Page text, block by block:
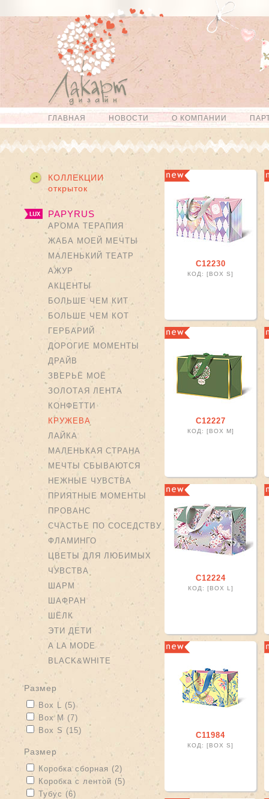
Перейти к
основному
содержанию
Skip to
navigation
Главное меню
ГЛАВНАЯ НОВОСТИ О КОМПАНИИ
КОЛЛЕКЦИИ
открыток
PAPYRUS
АРОМА ТЕРАПИЯ
ЖАБА МОЕЙ МЕЧТЫ
МАЛЕНЬКИЙ ТЕАТР
АЖУР
АКЦЕНТЫ
БОЛЬШЕ ЧЕМ КИТ
БОЛЬШЕ ЧЕМ КОТ
ГЕРБАРИЙ
ДОРОГИЕ МОМЕНТЫ
ДРАЙВ
ЗВЕРЬЁ МОЁ
ЗОЛОТАЯ ЛЕНТА
КОНФЕТТИ
КРУЖЕВА
ЛАЙКА
МАЛЕНЬКАЯ СТРАНА
МЕЧТЫ СБЫВАЮТСЯ
НЕЖНЫЕ ЧУВСТВА
ПРИЯТНЫЕ МОМЕНТЫ
ПРОВАНС
СЧАСТЬЕ ПО СОСЕДСТВУ
ФЛАМИНГО
ЦВЕТЫ ДЛЯ ЛЮБИМЫХ
ЧУВСТВА
ШАРМ
ШАФРАН
ШЁЛК
ЭТИ ДЕТИ
A LA MODE
BLACK&WHITE
размер
Apply Box L filter
Box L (5) Apply Box L filter
Apply Box M filter
Box M (7)
Apply Box S filter
Box S (15) Apply Box S filter
размер
Apply Коробка сборная filter
Коробка сборная (2) Apply Коробка сборная filter
Apply Коробка с лентой filter
Коробка с лентой (5) Apply Коробка с лентой filter
Apply Тубус filter
Тубус (6) Apply Тубус filter
С12230
КОД: [BOX S]
С12227
КОД: [BOX M]
С12224
КОД: [BOX L]
С11984
КОД: [BOX S]